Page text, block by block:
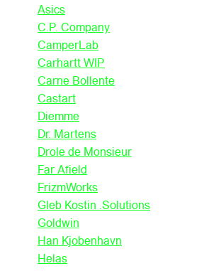
Asics
C.P. Company
CamperLab
Carhartt WIP
Carne Bollente
Castart
Diemme
Dr. Martens
Drole de Monsieur
Far Afield
FrizmWorks
Gleb Kostin .Solutions
Goldwin
Han Kjobenhavn
Helas